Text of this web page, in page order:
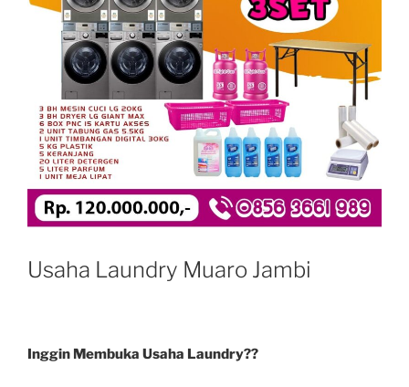
Usaha Laundry Muaro Jambi
Inggin Membuka Usaha Laundry??